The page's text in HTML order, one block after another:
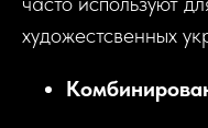
художестсвенных